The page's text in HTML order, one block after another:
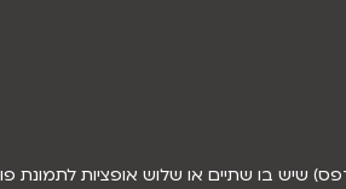
שיש בו שתיים או שלוש אופציות לתמונת